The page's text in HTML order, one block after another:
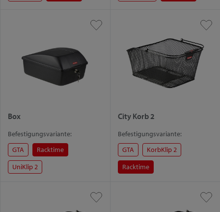
Box
Befestigungsvariante:
GTA
Racktime
UniKlip 2
City Korb 2
Befestigungsvariante:
GTA
KorbKlip 2
Racktime